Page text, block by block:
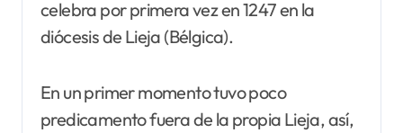
celebra por primera vez en 1247 en la
diócesis de Lieja (Bélgica).
En un primer momento tuvo poco
predicamento fuera de la propia Lieja, así,